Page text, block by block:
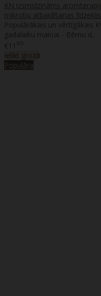
KN izsmidzināms
mikrobu atbaidīšanas līdzeklis
Populārākais un vērtīgākais
gadalaiku maiņai - Bērnu d..
€11 90
Ielikt grozā
Populāra